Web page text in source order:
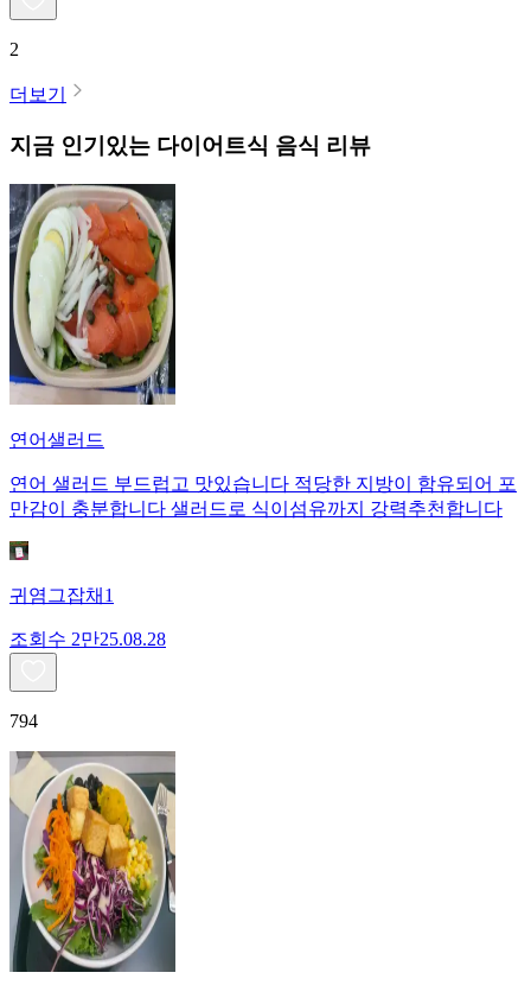
2
더보기
지금 인기있는 다이어트식 음식 리뷰
연어샐러드
연어 샐러드 부드럽고 맛있습니다 적당한 지방이 함유되어 포
만감이 충분합니다 샐러드로 식이섬유까지 강력추천합니다
귀염그잡채1
조회수 2만25.08.28
794